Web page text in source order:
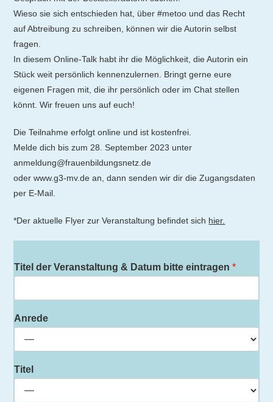
Wieso sie sich entschieden hat, über #metoo und das Recht
auf Abtreibung zu schreiben, können wir die Autorin selbst
fragen.
In diesem Online-Talk habt ihr die Möglichkeit, die Autorin ein
Stück weit persönlich kennenzulernen. Bringt gerne eure
eigenen Fragen mit, die ihr persönlich oder im Chat stellen
könnt. Wir freuen uns auf euch!
Die Teilnahme erfolgt online und ist kostenfrei.
Melde dich bis zum 28. September 2023 unter
anmeldung@frauenbildungsnetz.de
oder www.g3-mv.de an, dann senden wir dir die Zugangsdaten
per E-Mail.
*Der aktuelle Flyer zur Veranstaltung befindet sich hier.
Titel der Veranstaltung & Datum bitte eintragen*
Anrede
Titel